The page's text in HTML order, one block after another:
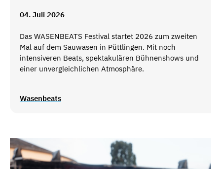
04. Juli 2026
Das WASENBEATS Festival startet 2026 zum zweiten
Mal auf dem Sauwasen in Püttlingen. Mit noch
intensiveren Beats, spektakulären Bühnenshows und
einer unvergleichlichen Atmosphäre.
Wasenbeats